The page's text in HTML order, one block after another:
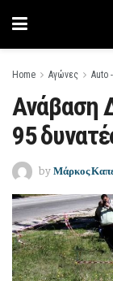
Home Αγώνες Auto
Ανάβαση
95
by Μάρκος